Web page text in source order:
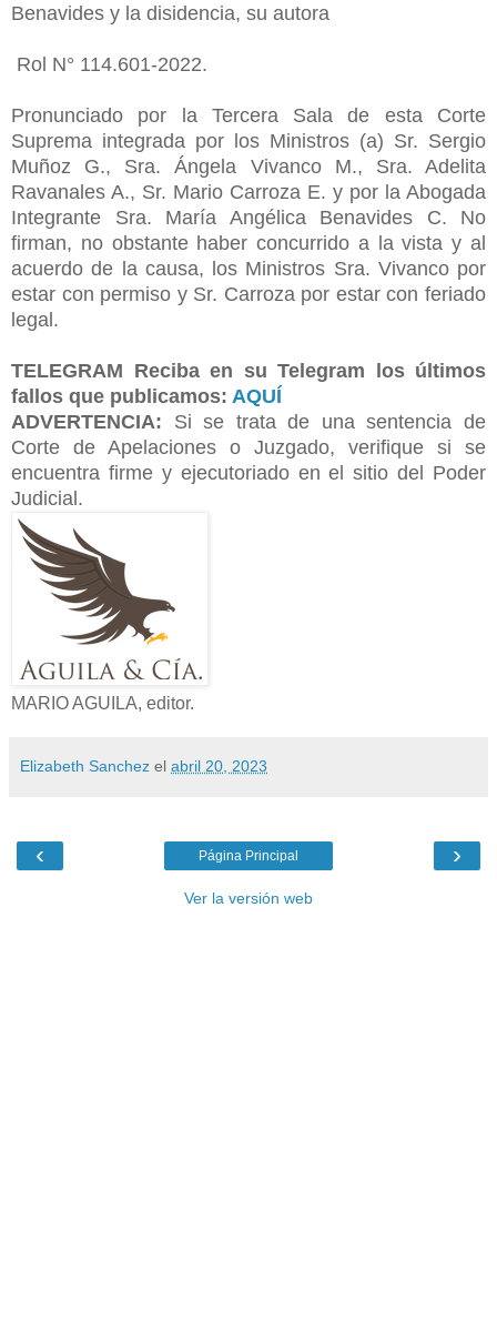
Benavides y la disidencia, su autora
Rol N° 114.601-2022.
Pronunciado por la Tercera Sala de esta Corte
Suprema integrada por los Ministros (a) Sr. Sergio
Muñoz G., Sra. Ángela Vivanco M., Sra. Adelita
Ravanales A., Sr. Mario Carroza E. y por la Abogada
Integrante Sra. María Angélica Benavides C. No
firman, no obstante haber concurrido a la vista y al
acuerdo de la causa, los Ministros Sra. Vivanco por
estar con permiso y Sr. Carroza por estar con feriado
legal.
TELEGRAM Reciba en su Telegram los últimos
fallos que publicamos: AQUÍ
ADVERTENCIA: Si se trata de una sentencia de
Corte de Apelaciones o Juzgado, verifique si se
encuentra firme y ejecutoriado en el sitio del Poder
Judicial.
MARIO AGUILA, editor.
Elizabeth Sanchez el abril 20, 2023
‹ ›
Página Principal
Ver la versión web